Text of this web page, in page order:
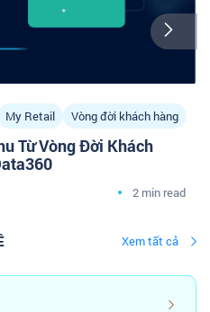
My Retail Vòng đời khách hàng
Từ Vòng Đời Khách
2 min read
Xem tất cả